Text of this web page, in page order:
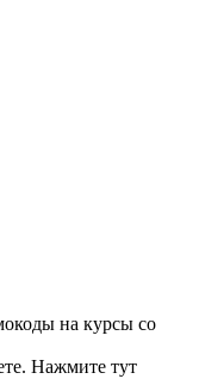
на курсы со
Нажмите тут